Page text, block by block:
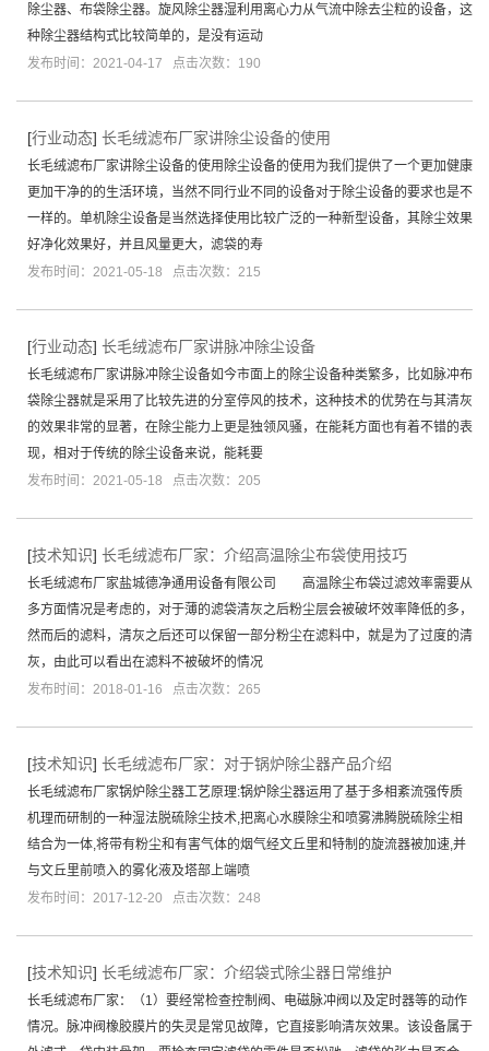
除尘器、布袋除尘器。旋风除尘器湿利用离心力从气流中除去尘粒的设备，这
种除尘器结构式比较简单的，是没有运动
发布时间：2021-04-17 点击次数：190
[行业动态] 长毛绒滤布厂家讲除尘设备的使用
长毛绒滤布厂家讲除尘设备的使用除尘设备的使用为我们提供了一个更加健康
更加干净的的生活环境，当然不同行业不同的设备对于除尘设备的要求也是不
一样的。单机除尘设备是当然选择使用比较广泛的一种新型设备，其除尘效果
好净化效果好，并且风量更大，滤袋的寿
发布时间：2021-05-18 点击次数：215
[行业动态] 长毛绒滤布厂家讲脉冲除尘设备
长毛绒滤布厂家讲脉冲除尘设备如今市面上的除尘设备种类繁多，比如脉冲布
袋除尘器就是采用了比较先进的分室停风的技术，这种技术的优势在与其清灰
的效果非常的显著，在除尘能力上更是独领风骚，在能耗方面也有着不错的表
现，相对于传统的除尘设备来说，能耗要
发布时间：2021-05-18 点击次数：205
[技术知识] 长毛绒滤布厂家：介绍高温除尘布袋使用技巧
长毛绒滤布厂家盐城德净通用设备有限公司 高温除尘布袋过滤效率需要从
多方面情况是考虑的，对于薄的滤袋清灰之后粉尘层会被破坏效率降低的多，
然而后的滤料，清灰之后还可以保留一部分粉尘在滤料中，就是为了过度的清
灰，由此可以看出在滤料不被破坏的情况
发布时间：2018-01-16 点击次数：265
[技术知识] 长毛绒滤布厂家：对于锅炉除尘器产品介绍
长毛绒滤布厂家锅炉除尘器工艺原理:锅炉除尘器运用了基于多相紊流强传质
机理而研制的一种湿法脱硫除尘技术,把离心水膜除尘和喷雾沸腾脱硫除尘相
结合为一体,将带有粉尘和有害气体的烟气经文丘里和特制的旋流器被加速,并
与文丘里前喷入的雾化液及塔部上端喷
发布时间：2017-12-20 点击次数：248
[技术知识] 长毛绒滤布厂家：介绍袋式除尘器日常维护
长毛绒滤布厂家：（1）要经常检查控制阀、电磁脉冲阀以及定时器等的动作
情况。脉冲阀橡胶膜片的失灵是常见故障，它直接影响清灰效果。该设备属于